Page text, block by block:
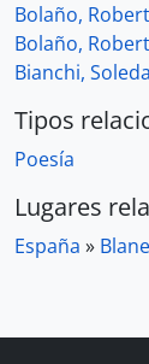
Bolaño,
Bolaño,
Bianchi,
Tipos
Poesía
Lugares
España »